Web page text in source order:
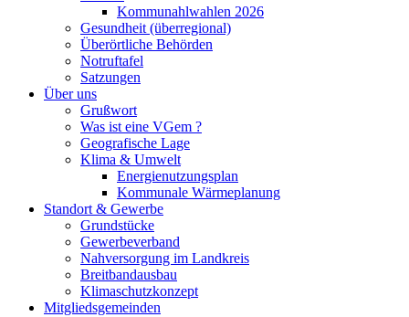
Kommunahlwahlen 2026
Gesundheit (überregional)
Überörtliche Behörden
Notruftafel
Satzungen
Über uns
Grußwort
Was ist eine VGem ?
Geografische Lage
Klima & Umwelt
Energienutzungsplan
Kommunale Wärmeplanung
Standort & Gewerbe
Grundstücke
Gewerbeverband
Nahversorgung im Landkreis
Breitbandausbau
Klimaschutzkonzept
Mitgliedsgemeinden